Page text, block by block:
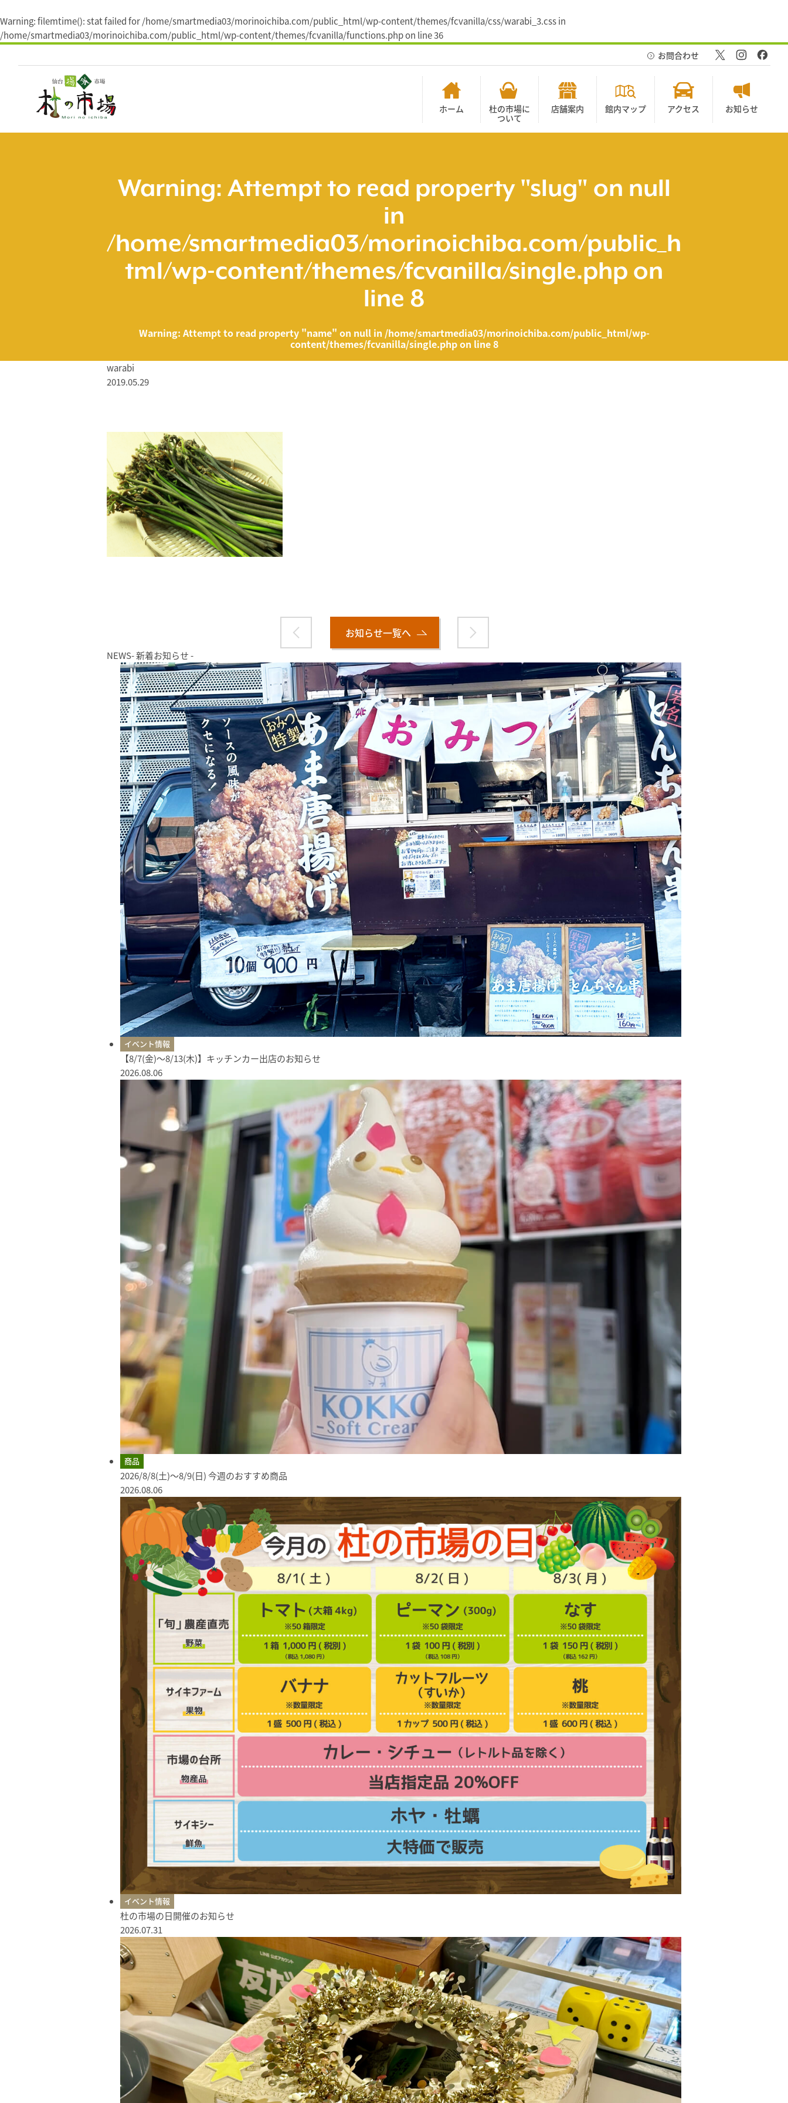
Warning: filemtime(): stat failed for /home/smartmedia03/morinoichiba.com/public_html/wp-content/themes/fcvanilla/css/warabi_3.css in
/home/smartmedia03/morinoichiba.com/public_html/wp-content/themes/fcvanilla/functions.phpon line36
ス
ホーム
杜の市場に
ついて
店舗案内 館内マップ アクセス お知らせ
お問合わせ
Warning: Attempt to read property "slug" on null
in
/home/smartmedia03/morinoichiba.com/public_h
tml/wp-content/themes/fcvanilla/single.php on
line 8
Warning: Attempt to read property "name" on null in /home/smartmedia03/morinoichiba.com/public_html/wp-
content/themes/fcvanilla/single.phpon line8
warabi
2019.05.29
お知らせ一覧へ
NEWS- 新着お知らせ -
イベント情報
【8/7(金)〜8/13(木)】キッチンカー出店のお知らせ
2026.08.06
商品
2026/8/8(土)～8/9(日) 今週のおすすめ商品
2026.08.06
イベント情報
杜の市場の日開催のお知らせ
2026.07.31